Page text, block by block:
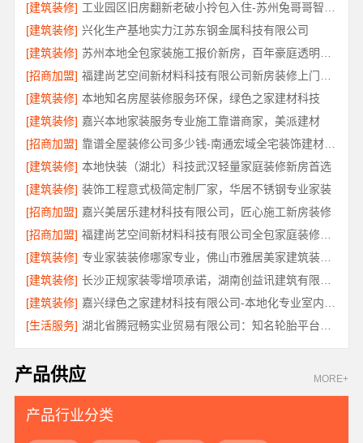
[建筑装修]
[建筑装修] 兴化生产基地实力江苏东钢金属科技有限公司
[建筑装修]
[招商加盟]
[建筑装修] 本地知名房屋装修服务环保，绿色之家建材科技
[建筑装修] 嘉兴本地家装服务专业施工靠谱商家，美派建材
[招商加盟]
靠谱全屋装修公司多少钱-南通宏域全宅装饰建材有限公司
[建筑装修] 本地快装（湖北）科技武汉轻量家庭装修新房首选
[建筑装修] 装饰工程意式极简定制厂家，华居不锈钢专业家装
[招商加盟] 嘉兴美居乐建材科技有限公司，匠心施工新房装修
[招商加盟]
福建尚艺空间新材料科技有限公司全包家庭装修口碑优选报价明细
[建筑装修]
专业家装装修哪家专业，佛山市雅居美家建筑装饰工程有限公司全流程管控透明
[建筑装修]
[建筑装修]
[生活服务]
产品供应 MORE+
产品行业分类